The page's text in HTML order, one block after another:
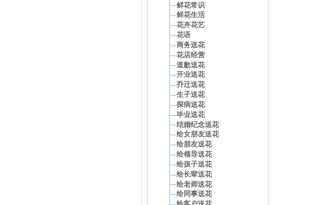
鲜花常识
鲜花生活
花卉花艺
花语
商务送花
花店经营
道歉送花
开业送花
乔迁送花
生子送花
探病送花
毕业送花
结婚纪念送花
给女朋友送花
给朋友送花
给领导送花
给孩子送花
给长辈送花
给老师送花
给同事送花